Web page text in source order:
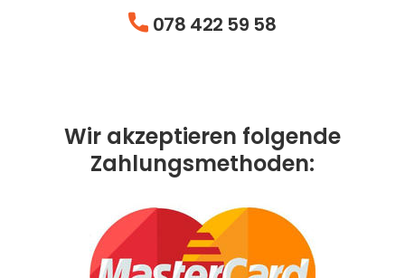
078 422 59 58
Wir akzeptieren folgende
Zahlungsmethoden: